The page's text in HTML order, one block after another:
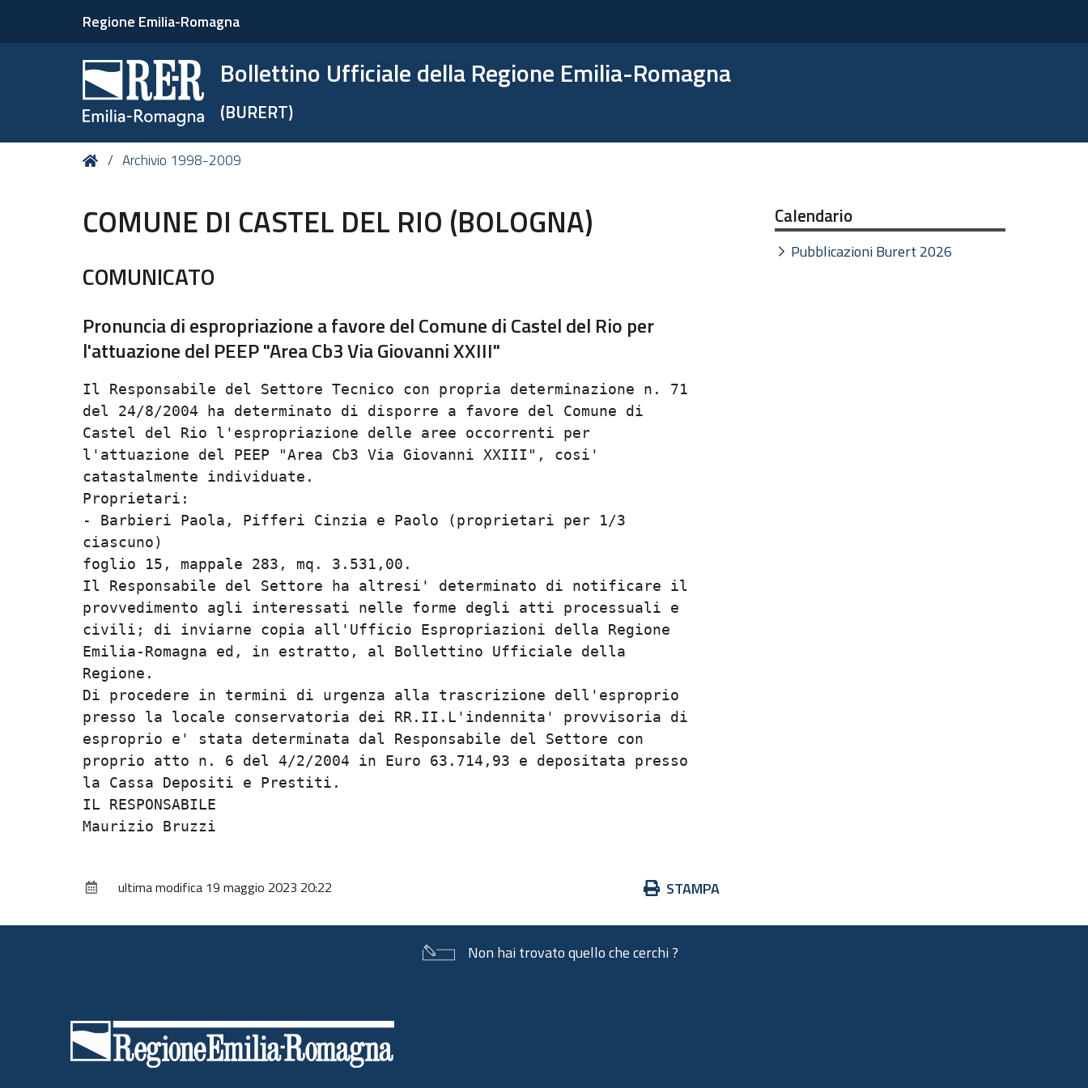
Regione Emilia-Romagna
Bollettino Ufficiale della Regione Emilia-Romagna
(BURERT)
Tu HomeArchivio 1998-2009
COMUNE DI CASTEL DEL RIO (BOLOGNA)
COMUNICATO
Pronuncia di espropriazione a favore del Comune di Castel del Rio per
l'attuazione del PEEP "Area Cb3 Via Giovanni XXIII"
Il Responsabile del Settore Tecnico con propria determinazione n. 71
del 24/8/2004 ha determinato di disporre a favore del Comune di
Castel del Rio l'espropriazione delle aree occorrenti per
l'attuazione del PEEP "Area Cb3 Via Giovanni XXIII", cosi'
catastalmente individuate.
Proprietari:
- Barbieri Paola, Pifferi Cinzia e Paolo (proprietari per 1/3
ciascuno)
foglio 15, mappale 283, mq. 3.531,00.
Il Responsabile del Settore ha altresi' determinato di notificare il
provvedimento agli interessati nelle forme degli atti processuali e
civili; di inviarne copia all'Ufficio Espropriazioni della Regione
Emilia-Romagna ed, in estratto, al Bollettino Ufficiale della
Regione.
Di procedere in termini di urgenza alla trascrizione dell'esproprio
presso la locale conservatoria dei RR.II.L'indennita' provvisoria di
esproprio e' stata determinata dal Responsabile del Settore con
proprio atto n. 6 del 4/2/2004 in Euro 63.714,93 e depositata presso
la Cassa Depositi e Prestiti.
IL RESPONSABILE
Azioni
documento
STAMPA
ultima modifica 19 maggio 2023 20:22
Calendario
Pubblicazioni Burert 2026
Non hai trovato quello che cerchi ?